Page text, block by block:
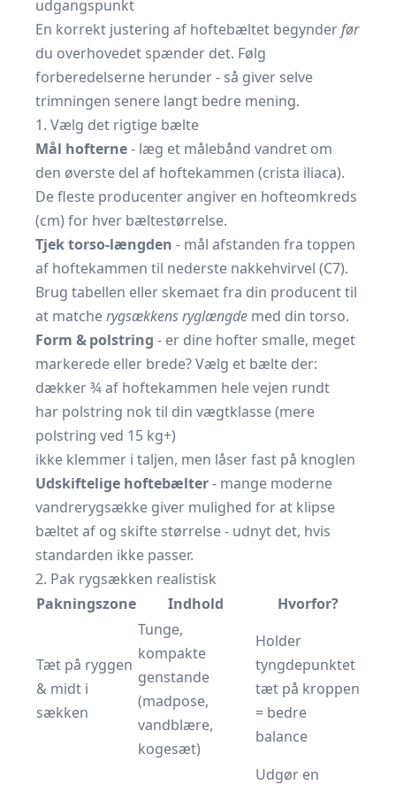
udgangspunkt
En korrekt justering af hoftebæltet begynderfør
du overhovedet spænder det. Følg
forberedelserne herunder - så giver selve
trimningen senere langt bedre mening.
1. Vælg det rigtige bælte
Mål hofterne- læg et målebånd vandret om
den øverste del af hoftekammen (crista iliaca).
De fleste producenter angiver en hofteomkreds
(cm) for hver bæltestørrelse.
Tjek torso-længden - mål afstanden fra toppen
af hoftekammen til nederste nakkehvirvel (C7).
Brug tabellen eller skemaet fra din producent til
at matcherygsækkens ryglængde med din torso.
Form & polstring - er dine hofter smalle, meget
markerede eller brede? Vælg et bælte der:
dækker ¾ af hoftekammen hele vejen rundt
har polstring nok til din vægtklasse (mere
polstring ved 15 kg+)
ikke klemmer i taljen, men låser fast på knoglen
Udskiftelige hoftebælter- mange moderne
vandrerygsække giver mulighed for at klipse
bæltet af og skifte størrelse - udnyt det, hvis
standarden ikke passer.
2. Pak rygsækken realistisk
Pakningszone
Indhold Hvorfor?
Tæt på ryggen
& midt i
sækken
Tunge,
kompakte
genstande
(madpose,
vandblære,
kogesæt)
Holder
tyngdepunktet
tæt på kroppen
= bedre
balance
Udgør en